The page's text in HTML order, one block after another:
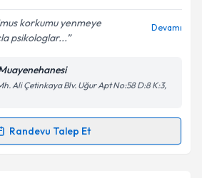
işlenmesine ilişkin
ve kişisel verilerimin belirtilen
kabul ediyorum.
Talebini Gönder
korkumu yenmeye
psikologlar...
Devamı
Ali Çetinkaya Blv. Uğur Apt No:58 D:8 K:3,
Randevu Talep Et
Talebi